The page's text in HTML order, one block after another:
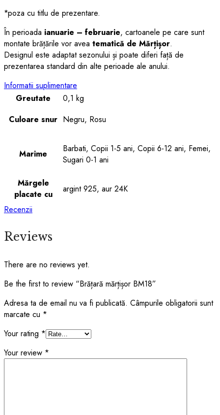
*poza cu titlu de prezentare.
În perioada ianuarie – februarie, cartoanele pe care sunt
montate brățările vor avea tematică de Mărțișor.
Designul este adaptat sezonului și poate diferi față de
prezentarea standard din alte perioade ale anului.
Informatii suplimentare
Greutate
0,1 kg
Culoare snur Negru, Rosu
Marime
Barbati, Copii 1-5 ani, Copii 6-12 ani, Femei,
Sugari 0-1 ani
Mărgele
placate cu
argint 925, aur 24K
Recenzii
Reviews
There are no reviews yet.
Be the first to review “Brățară mărțișor BM18”
Adresa ta de email nu va fi publicată. Câmpurile obligatorii sunt
marcate cu *
Your rating *
Your review *